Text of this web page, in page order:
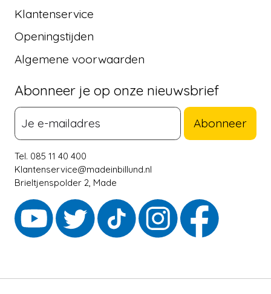
Klantenservice
Openingstijden
Algemene voorwaarden
Abonneer je op onze nieuwsbrief
Abonneer
Tel. 085 11 40 400
Klantenservice@madeinbillund.nl
Brieltjenspolder 2, Made